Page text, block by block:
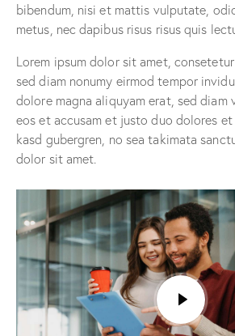
bibendum, nisi et mattis vulputate,
metus, nec dapibus risus risus quis
Lorem ipsum dolor sit amet,
sed diam nonumy eirmod tempor
dolore magna aliquyam erat, sed diam
eos et accusam et justo duo dolores
kasd gubergren, no sea takimata
dolor sit amet.